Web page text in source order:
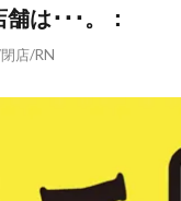
は･･･。：
店/RN